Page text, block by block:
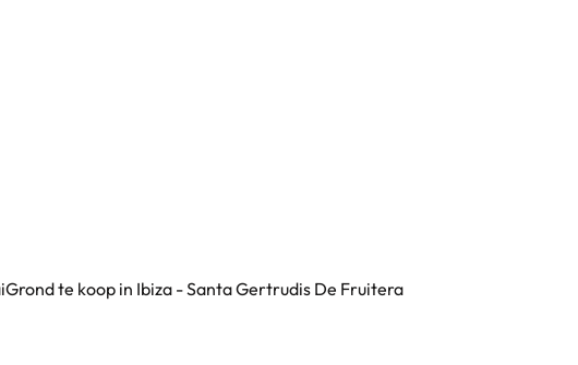
Grond te koop in Ibiza - Santa Gertrudis De Fruitera